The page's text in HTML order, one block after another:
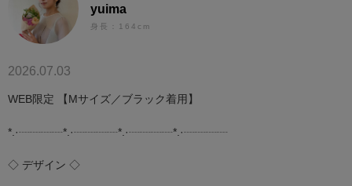
yuima
身長：164cm
2026.07.03
WEB限定 【Mサイズ／ブラック着用】
*.·┈┈┈┈*.·┈┈┈┈*.·┈┈┈┈*.·┈┈┈┈
◇ デザイン ◇